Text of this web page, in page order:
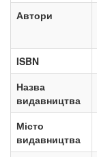
Автори
ISBN
Назва
видавництва
Місто
видавництва